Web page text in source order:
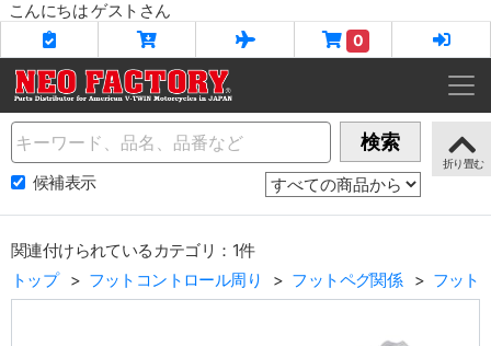
こんにちは ゲストさん
0
Name 検索
候補表示
関連付けられているカテゴリ：1件
トップ
フットコントロール周り フットペグ関係 フット